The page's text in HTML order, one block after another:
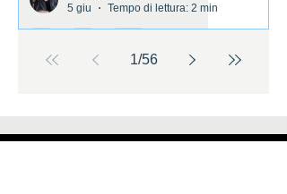
5 giu
Tempo di lettura: 2 min
1/56